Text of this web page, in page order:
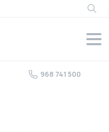
968 741 500